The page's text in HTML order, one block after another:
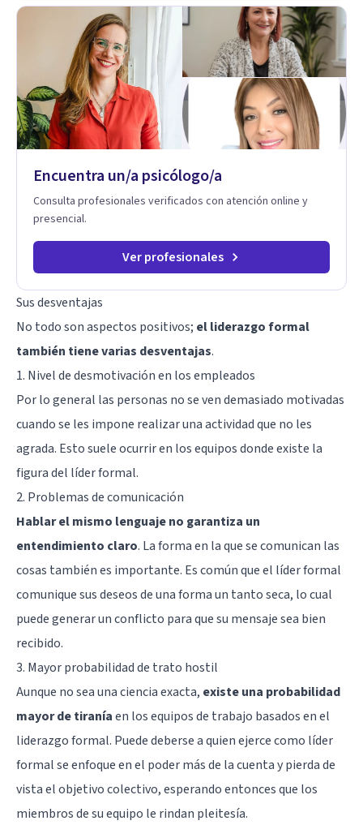
Encuentra un/a psicólogo/a
Consulta profesionales verificados con atención online y
presencial.
Ver profesionales
Sus desventajas
No todo son aspectos positivos; el liderazgo formal
también tiene varias desventajas.
1. Nivel de desmotivación en los empleados
Por lo general las personas no se ven demasiado motivadas
cuando se les impone realizar una actividad que no les
agrada. Esto suele ocurrir en los equipos donde existe la
figura del líder formal.
2. Problemas de comunicación
Hablar el mismo lenguaje no garantiza un
entendimiento claro. La forma en la que se comunican las
cosas también es importante. Es común que el líder formal
comunique sus deseos de una forma un tanto seca, lo cual
puede generar un conflicto para que su mensaje sea bien
recibido.
3. Mayor probabilidad de trato hostil
Aunque no sea una ciencia exacta, existe una probabilidad
mayor de tiraníaen los equipos de trabajo basados en el
liderazgo formal. Puede deberse a quien ejerce como líder
formal se enfoque en el poder más de la cuenta y pierda de
vista el objetivo colectivo, esperando entonces que los
miembros de su equipo le rindan pleitesía.